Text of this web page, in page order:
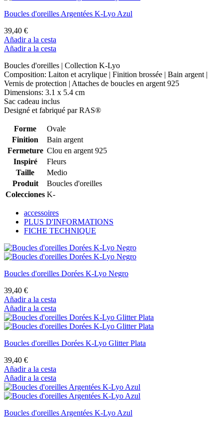
Boucles d'oreilles Argentées K-Lyo Azul
39,40 €
Añadir a la cesta
Añadir a la cesta
Boucles d'oreilles | Collection K-Lyo
Composition: Laiton et acrylique | Finition brossée | Bain argent |
Vernis de protection | Attaches de boucles en argent 925
Dimensions: 3.1 x 5.4 cm
Sac cadeau inclus
Designé et fabriqué par RAS®
Forme
Ovale
Finition
Bain argent
Fermeture Clou en argent 925
Inspiré
Fleurs
Taille
Medio
Produit
Boucles d'oreilles
Colecciones K-
accessoires
PLUS D'INFORMATIONS
FICHE TECHNIQUE
Boucles d'oreilles Dorées K-Lyo Negro
39,40 €
Añadir a la cesta
Añadir a la cesta
Boucles d'oreilles Dorées K-Lyo Glitter Plata
39,40 €
Añadir a la cesta
Añadir a la cesta
Boucles d'oreilles Argentées K-Lyo Azul